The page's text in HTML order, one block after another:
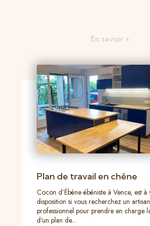
En savoir +
Plan de travail en chêne
Cocon d’Ébène ébéniste à Vence, est à
disposition si vous recherchez un artisan
professionnel pour prendre en charge
d’un plan de...